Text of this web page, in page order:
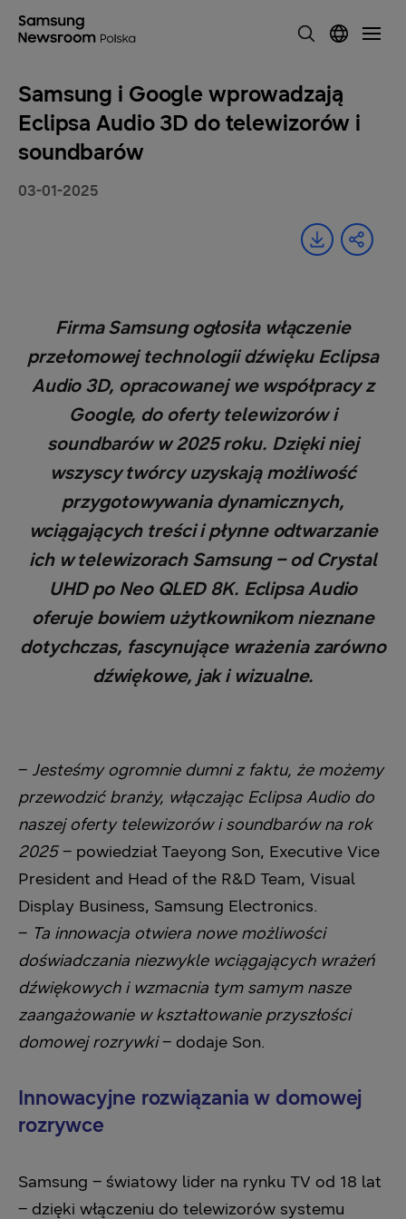
Samsung i Google wprowadzają
Eclipsa Audio 3D do telewizorów i
soundbarów
03-01-2025
Firma Samsung ogłosiła włączenie
przełomowej technologii dźwięku Eclipsa
Audio 3D, opracowanej we współpracy z
Google, do oferty telewizorów i
soundbarów w 2025 roku. Dzięki niej
wszyscy twórcy uzyskają możliwość
przygotowywania dynamicznych,
wciągających treści i płynne odtwarzanie
ich w telewizorach Samsung – od Crystal
UHD po Neo QLED 8K. Eclipsa Audio
oferuje bowiem użytkownikom nieznane
dotychczas, fascynujące wrażenia zarówno
dźwiękowe, jak i wizualne.
– Jesteśmy ogromnie dumni z faktu, że możemy
przewodzić branży, włączając Eclipsa Audio do
naszej oferty telewizorów i soundbarów na rok
2025– powiedział Taeyong Son, Executive Vice
President and Head of the R&D Team, Visual
Display Business, Samsung Electronics.
– Ta innowacja otwiera nowe możliwości
doświadczania niezwykle wciągających wrażeń
dźwiękowych i wzmacnia tym samym nasze
zaangażowanie w kształtowanie przyszłości
domowej rozrywki– dodaje Son.
Innowacyjne rozwiązania w domowej
rozrywce
Samsung – światowy lider na rynku TV od 18 lat
– dzięki włączeniu do telewizorów systemu